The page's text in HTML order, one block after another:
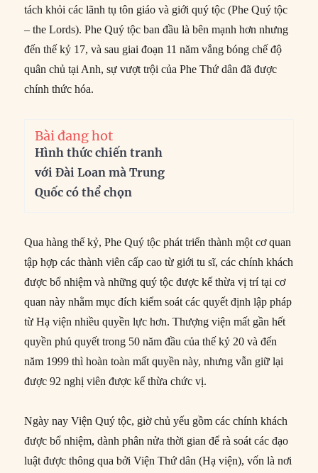
tách khỏi các lãnh tụ tôn giáo và giới quý tộc (Phe Quý tộc
– the Lords). Phe Quý tộc ban đầu là bên mạnh hơn nhưng
đến thế kỷ 17, và sau giai đoạn 11 năm vắng bóng chế độ
quân chủ tại Anh, sự vượt trội của Phe Thứ dân đã được
chính thức hóa.
Bài đang hot
Hình thức chiến tranh
với Đài Loan mà Trung
Quốc có thể chọn
Qua hàng thế kỷ, Phe Quý tộc phát triển thành một cơ quan
tập hợp các thành viên cấp cao từ giới tu sĩ, các chính khách
được bổ nhiệm và những quý tộc được kế thừa vị trí tại cơ
quan này nhằm mục đích kiểm soát các quyết định lập pháp
từ Hạ viện nhiều quyền lực hơn. Thượng viện mất gần hết
quyền phủ quyết trong 50 năm đầu của thế kỷ 20 và đến
năm 1999 thì hoàn toàn mất quyền này, nhưng vẫn giữ lại
được 92 nghị viên được kế thừa chức vị.
Ngày nay Viện Quý tộc, giờ chủ yếu gồm các chính khách
được bổ nhiệm, dành phân nửa thời gian để rà soát các đạo
luật được thông qua bởi Viện Thứ dân (Hạ viện), vốn là nơi